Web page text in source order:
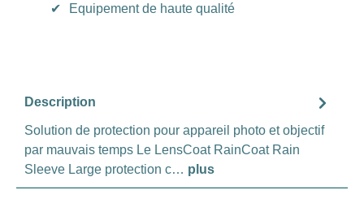
✔
Equipement de haute qualité
Description
Solution de protection pour appareil photo et objectif
par mauvais temps Le LensCoat RainCoat Rain
Sleeve Large protection c… plus